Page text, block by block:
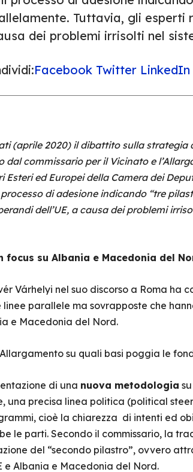
Tuttavia, gli esperti
dei problemi irrisolti nel
Facebook Twitter LinkedIn
(aprile 2020) il dibattito sulla
dal commissario per il Vicinato e
Esteri ed Europei della Camera dei
di adesione indicando “tre
dell’UE, a causa dei problemi
su Albania e Macedonia del
Várhelyi nel suo discorso a Roma
parallele ma sovrapposte che
e Macedonia del Nord.
su quali basi poggia le
di una nuova metodologia
una precisa linea politica (political
cioè la chiarezza di intenti ed
le parti. Secondo il commissario, la
del “secondo pilastro”, ovvero
Albania e Macedonia del Nord.